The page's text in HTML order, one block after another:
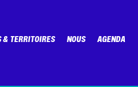
& TERRITOIRES NOUS AGENDA